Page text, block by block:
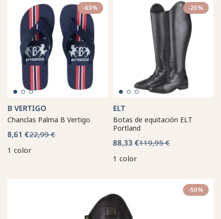
-63%
B VERTIGO
Chanclas Palma B Vertigo
8,61 €22,99 €
1 color
-26%
ELT
Botas de equitación ELT
Portland
88,33 €119,95 €
1 color
-50%